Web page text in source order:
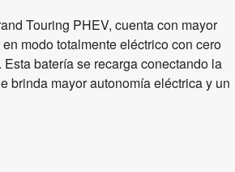
Touring PHEV, cuenta con mayor
modo totalmente eléctrico con cero
batería se recarga conectando la
brinda mayor autonomía eléctrica y un